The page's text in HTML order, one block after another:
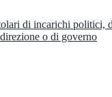
di incarichi politici,
o di governo